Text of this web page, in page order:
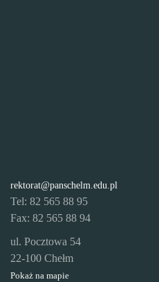
rektorat@panschelm.edu.pl
Tel: 82 565 88 95
Fax: 82 565 88 94
ul. Pocztowa 54
22-100 Chełm
Pokaż na mapie